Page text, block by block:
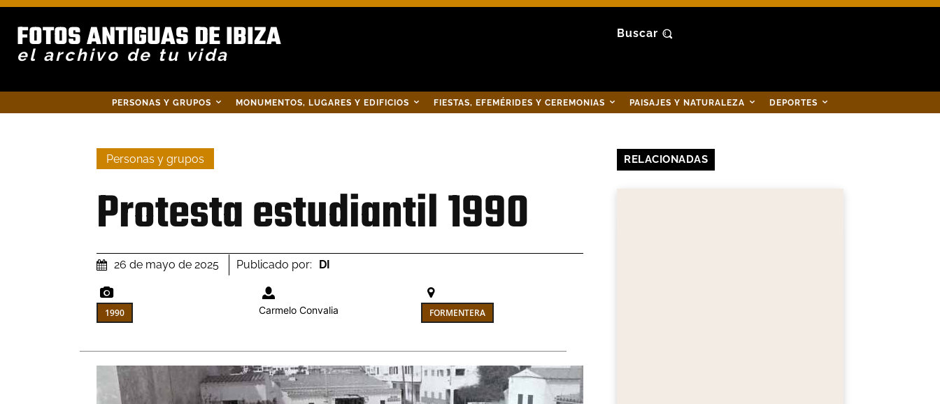
FOTOS ANTIGUAS DE IBIZA
el archivo de tu vida
Buscar
PERSONAS Y GRUPOS MONUMENTOS, LUGARES Y EDIFICIOS FIESTAS, EFEMÉRIDES Y CEREMONIAS PAISAJES Y NATURALEZA DEPORTES
Personas y grupos
Protesta estudiantil 1990
26 de mayo de 2025 Publicado por: DI
1990 Carmelo Convalia FORMENTERA
RELACIONADAS